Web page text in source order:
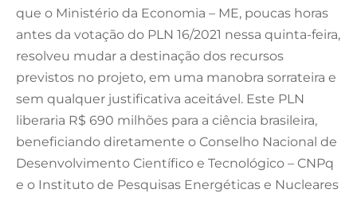
que o Ministério da Economia – ME, poucas horas
antes da votação do PLN 16/2021 nessa quinta-feira,
resolveu mudar a destinação dos recursos
previstos no projeto, em uma manobra sorrateira e
sem qualquer justificativa aceitável. Este PLN
liberaria R$ 690 milhões para a ciência brasileira,
beneficiando diretamente o Conselho Nacional de
Desenvolvimento Científico e Tecnológico – CNPq
e o Instituto de Pesquisas Energéticas e Nucleares